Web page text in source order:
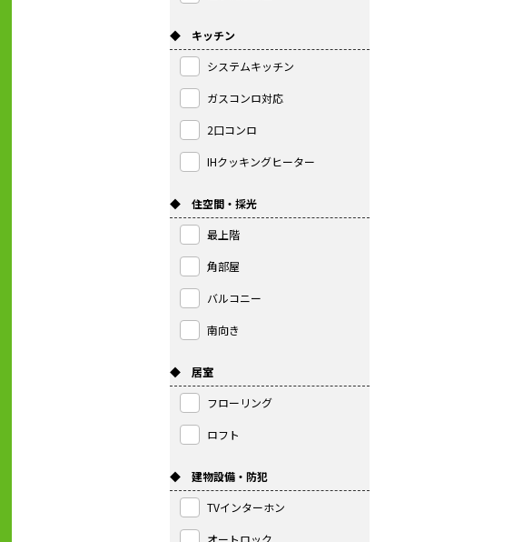
◆ キッチン
システムキッチン
ガスコンロ対応
2口コンロ
IHクッキングヒーター
◆ 住空間・採光
最上階
角部屋
バルコニー
南向き
◆ 居室
フローリング
ロフト
◆ 建物設備・防犯
TVインターホン
オートロック